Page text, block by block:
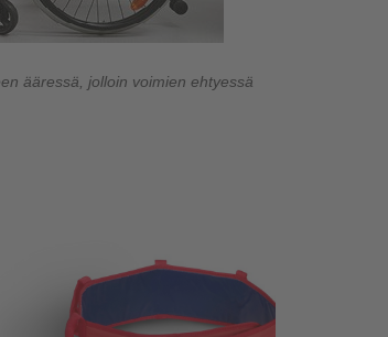
ääressä, jolloin voimien ehtyessä